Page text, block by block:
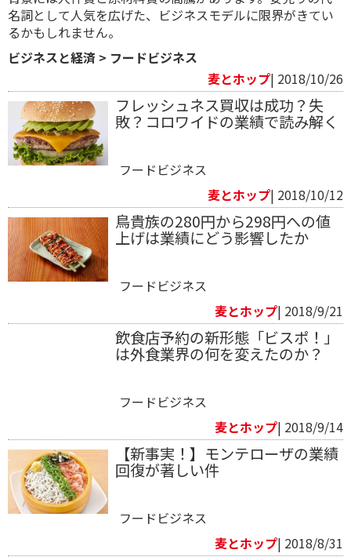
名詞として人気を広げた、ビジネスモデルに限界がきてい
るかもしれません。
ビジネスと経済 > フードビジネス
麦とホップ| 2018/10/26
フレッシュネス買収は成功？失
敗？コロワイドの業績で読み解く
フードビジネス
麦とホップ| 2018/10/12
鳥貴族の280円から298円への値
上げは業績にどう影響したか
フードビジネス
麦とホップ| 2018/9/21
飲食店予約の新形態「ビスポ！」
は外食業界の何を変えたのか？
フードビジネス
麦とホップ| 2018/9/14
【新事実！】モンテローザの業績
回復が著しい件
フードビジネス
麦とホップ| 2018/8/31